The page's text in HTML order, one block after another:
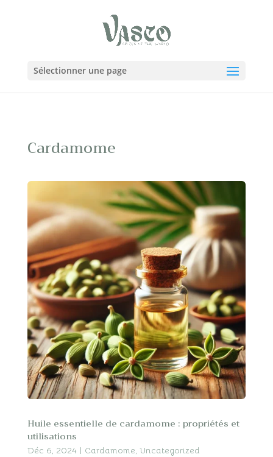
Sélectionner une page
Cardamome
Huile essentielle de cardamome : propriétés et
utilisations
Déc 6, 2024 | Cardamome, Uncategorized